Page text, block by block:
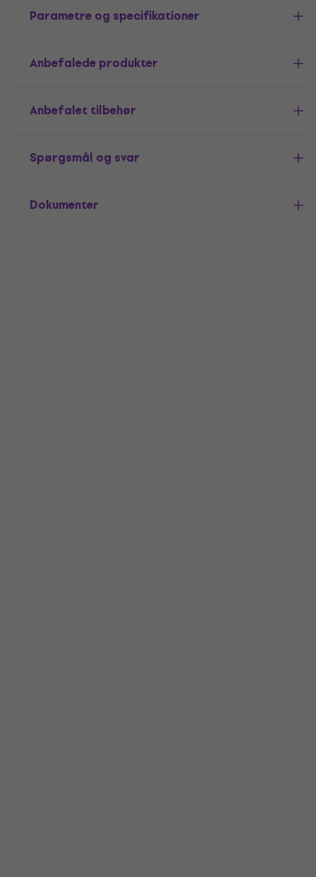
Parametre og specifikationer
Anbefalede produkter
Anbefalet tilbehør
Spørgsmål og svar
Dokumenter